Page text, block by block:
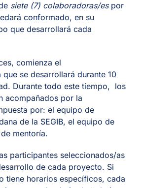
siete (7) colaboradoras/espor
conformado, en su
que desarrollará cada
comienza el
que se desarrollará durante 10
Durante todo este tiempo, los
acompañados por la
por: el equipo de
de la SEGIB, el equipo de
mentoría.
participantes seleccionados/as
de cada proyecto. Si
tiene horarios específicos, cada